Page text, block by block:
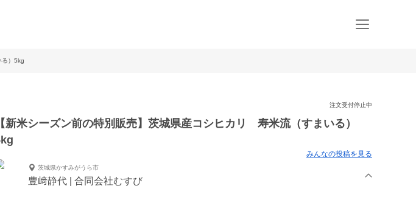
る）5kg
注文受付停止中
【新米シーズン前の特別販売】茨城県産コシヒカリ 寿米流（すまいる）
みんなの投稿を見る
茨城県かすみがうら市
豊﨑静代 | 合同会社むすび